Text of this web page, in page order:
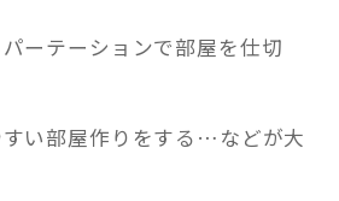
ーテーションで部屋を仕切
い部屋作りをする…などが大